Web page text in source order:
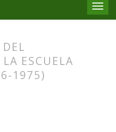
ESCUELA
1975)